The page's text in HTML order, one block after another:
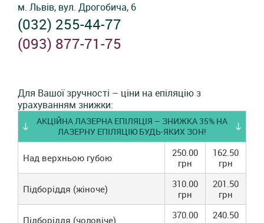
м. Львів, вул. Дрогобича, 6
(032) 255-44-77
(093) 877-71-75
Для Вашої зручності – ціни на епіляцію з
урахуванням знижки:
АКЦІЙНА ЛАЗЕРНА ЕПІЛЯЦІЯ – ЗНИЖКА 35% НА
ЛАЗЕРНУ ЕПІЛЯЦІЮ БУДЬ-ЯКИХ ЗОН!
Над верхньою губою
250.00
грн
162.50
грн
Підборіддя (жіноче)
310.00
грн
201.50
грн
Підборіддя (чоловіче)
370.00
240.50